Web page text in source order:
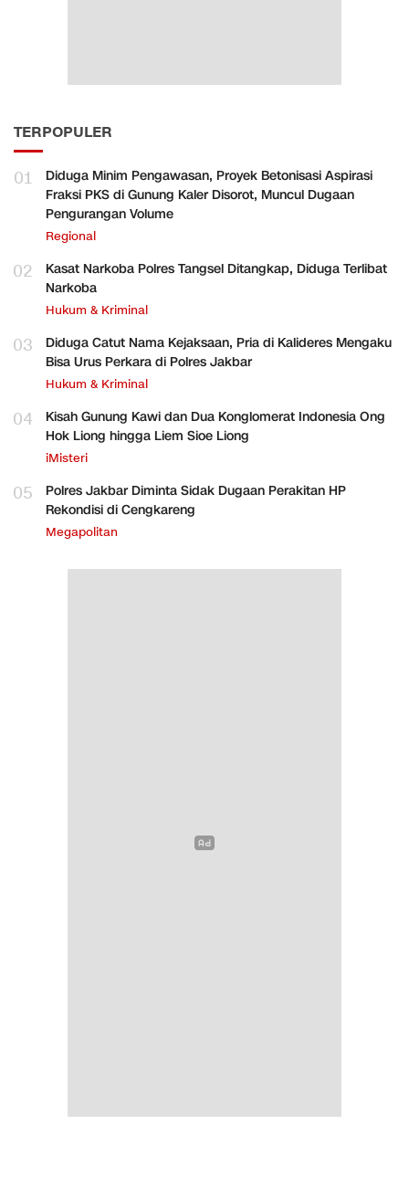
TERPOPULER
01
Diduga Minim Pengawasan, Proyek Betonisasi Aspirasi
Fraksi PKS di Gunung Kaler Disorot, Muncul Dugaan
Pengurangan Volume
Regional
02
Kasat Narkoba Polres Tangsel Ditangkap, Diduga Terlibat
Narkoba
Hukum & Kriminal
03
Diduga Catut Nama Kejaksaan, Pria di Kalideres Mengaku
Bisa Urus Perkara di Polres Jakbar
Hukum & Kriminal
04
Kisah Gunung Kawi dan Dua Konglomerat Indonesia Ong
Hok Liong hingga Liem Sioe Liong
iMisteri
05
Polres Jakbar Diminta Sidak Dugaan Perakitan HP
Rekondisi di Cengkareng
Megapolitan